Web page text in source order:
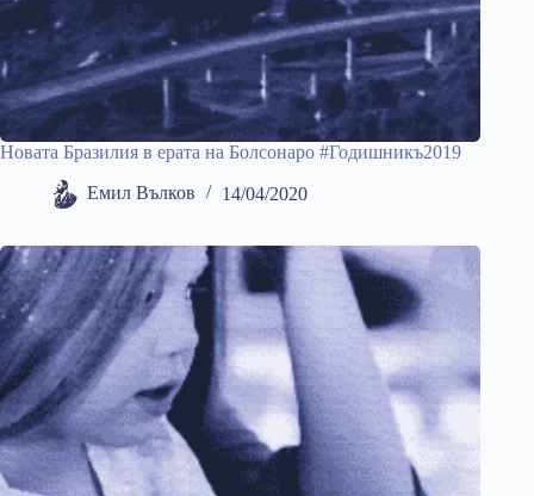
Новата Бразилия в ерата на Болсонаро #Годишникъ2019
Емил Вълков 14/04/2020